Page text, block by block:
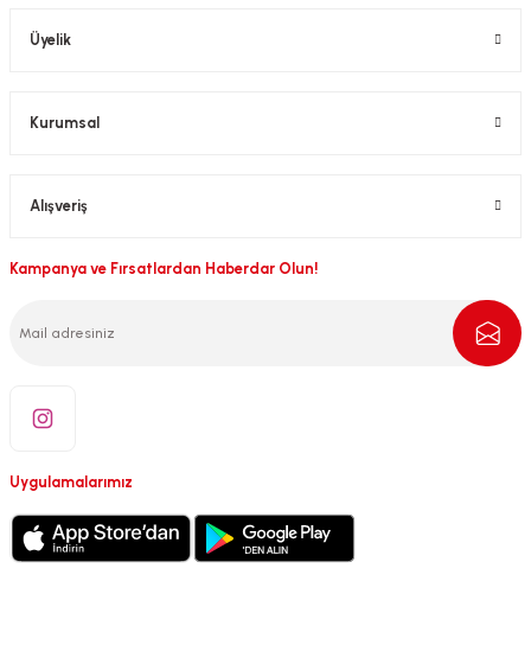
Üyelik
Kurumsal
Alışveriş
Kampanya ve Fırsatlardan Haberdar Olun!
Uygulamalarımız